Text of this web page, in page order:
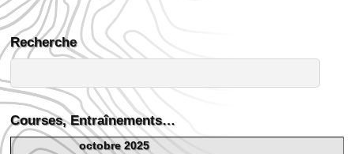
Recherche
Courses, Entraînements…
octobre 2025